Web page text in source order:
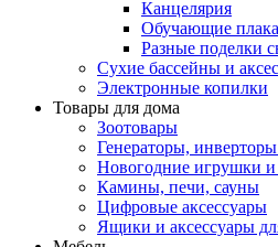
Канцелярия
Обучающие
Разные поделки
Сухие бассейны и
Электронные копилки
Товары для дома
Зоотовары
Генераторы,
Новогодние игрушки и
Камины, печи, сауны
Цифровые аксессуары
Ящики и аксессуары